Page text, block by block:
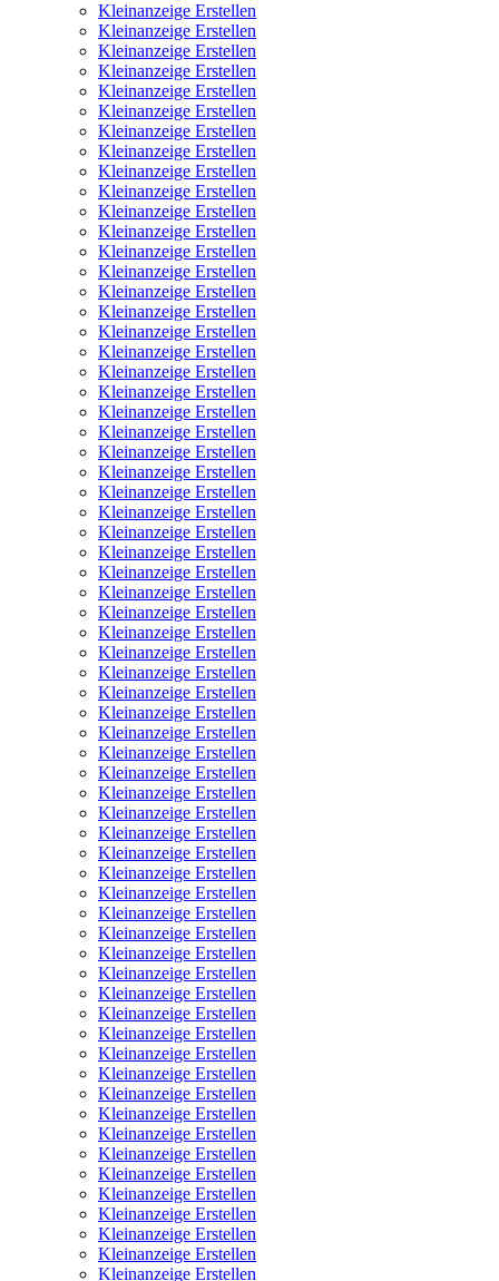
Kleinanzeige Erstellen
Kleinanzeige Erstellen
Kleinanzeige Erstellen
Kleinanzeige Erstellen
Kleinanzeige Erstellen
Kleinanzeige Erstellen
Kleinanzeige Erstellen
Kleinanzeige Erstellen
Kleinanzeige Erstellen
Kleinanzeige Erstellen
Kleinanzeige Erstellen
Kleinanzeige Erstellen
Kleinanzeige Erstellen
Kleinanzeige Erstellen
Kleinanzeige Erstellen
Kleinanzeige Erstellen
Kleinanzeige Erstellen
Kleinanzeige Erstellen
Kleinanzeige Erstellen
Kleinanzeige Erstellen
Kleinanzeige Erstellen
Kleinanzeige Erstellen
Kleinanzeige Erstellen
Kleinanzeige Erstellen
Kleinanzeige Erstellen
Kleinanzeige Erstellen
Kleinanzeige Erstellen
Kleinanzeige Erstellen
Kleinanzeige Erstellen
Kleinanzeige Erstellen
Kleinanzeige Erstellen
Kleinanzeige Erstellen
Kleinanzeige Erstellen
Kleinanzeige Erstellen
Kleinanzeige Erstellen
Kleinanzeige Erstellen
Kleinanzeige Erstellen
Kleinanzeige Erstellen
Kleinanzeige Erstellen
Kleinanzeige Erstellen
Kleinanzeige Erstellen
Kleinanzeige Erstellen
Kleinanzeige Erstellen
Kleinanzeige Erstellen
Kleinanzeige Erstellen
Kleinanzeige Erstellen
Kleinanzeige Erstellen
Kleinanzeige Erstellen
Kleinanzeige Erstellen
Kleinanzeige Erstellen
Kleinanzeige Erstellen
Kleinanzeige Erstellen
Kleinanzeige Erstellen
Kleinanzeige Erstellen
Kleinanzeige Erstellen
Kleinanzeige Erstellen
Kleinanzeige Erstellen
Kleinanzeige Erstellen
Kleinanzeige Erstellen
Kleinanzeige Erstellen
Kleinanzeige Erstellen
Kleinanzeige Erstellen
Kleinanzeige Erstellen
Kleinanzeige Erstellen